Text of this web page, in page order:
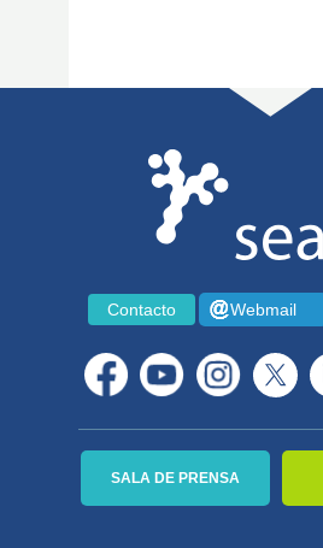
Contacto Webmail
SALA DE PRENSA